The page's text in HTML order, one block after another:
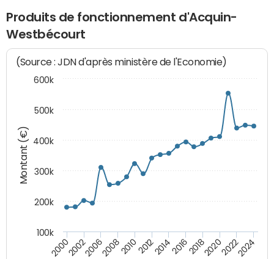
Produits de fonctionnement d'Acquin-
Westbécourt
Montant (€)
(Source : JDN d'après ministère de l'Economie)
200020022006200820102012201420162018202020222024
100k
200k
300k
400k
500k
600k